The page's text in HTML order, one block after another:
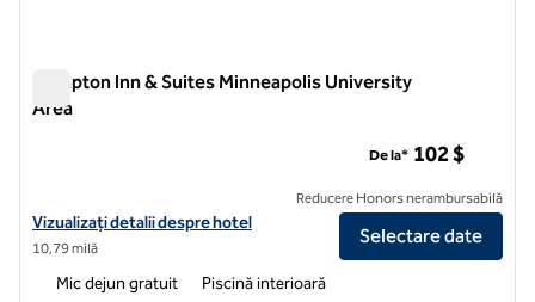
Hampton Inn & Suites Minneapolis University
Area
Vizualizați detaliile hotelului pentru zona universității Hampton Inn &
Vizualizați detalii despre hotel
10,79 milă
De la* 102 $
Reducere Honors nerambursabilă
Selectare date
Mic dejun gratuit Piscină interioară